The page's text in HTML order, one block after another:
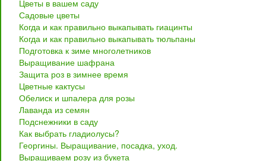
Цветы в вашем саду
Садовые цветы
Когда и как правильно выкапывать гиацинты
Когда и как правильно выкапывать тюльпаны
Подготовка к зиме многолетников
Выращивание шафрана
Защита роз в зимнее время
Цветные кактусы
Обелиск и шпалера для розы
Лаванда из семян
Подснежники в саду
Как выбрать гладиолусы?
Георгины. Выращивание, посадка, уход.
Выращиваем розу из букета